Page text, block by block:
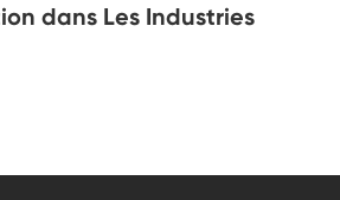
dans Les Industries